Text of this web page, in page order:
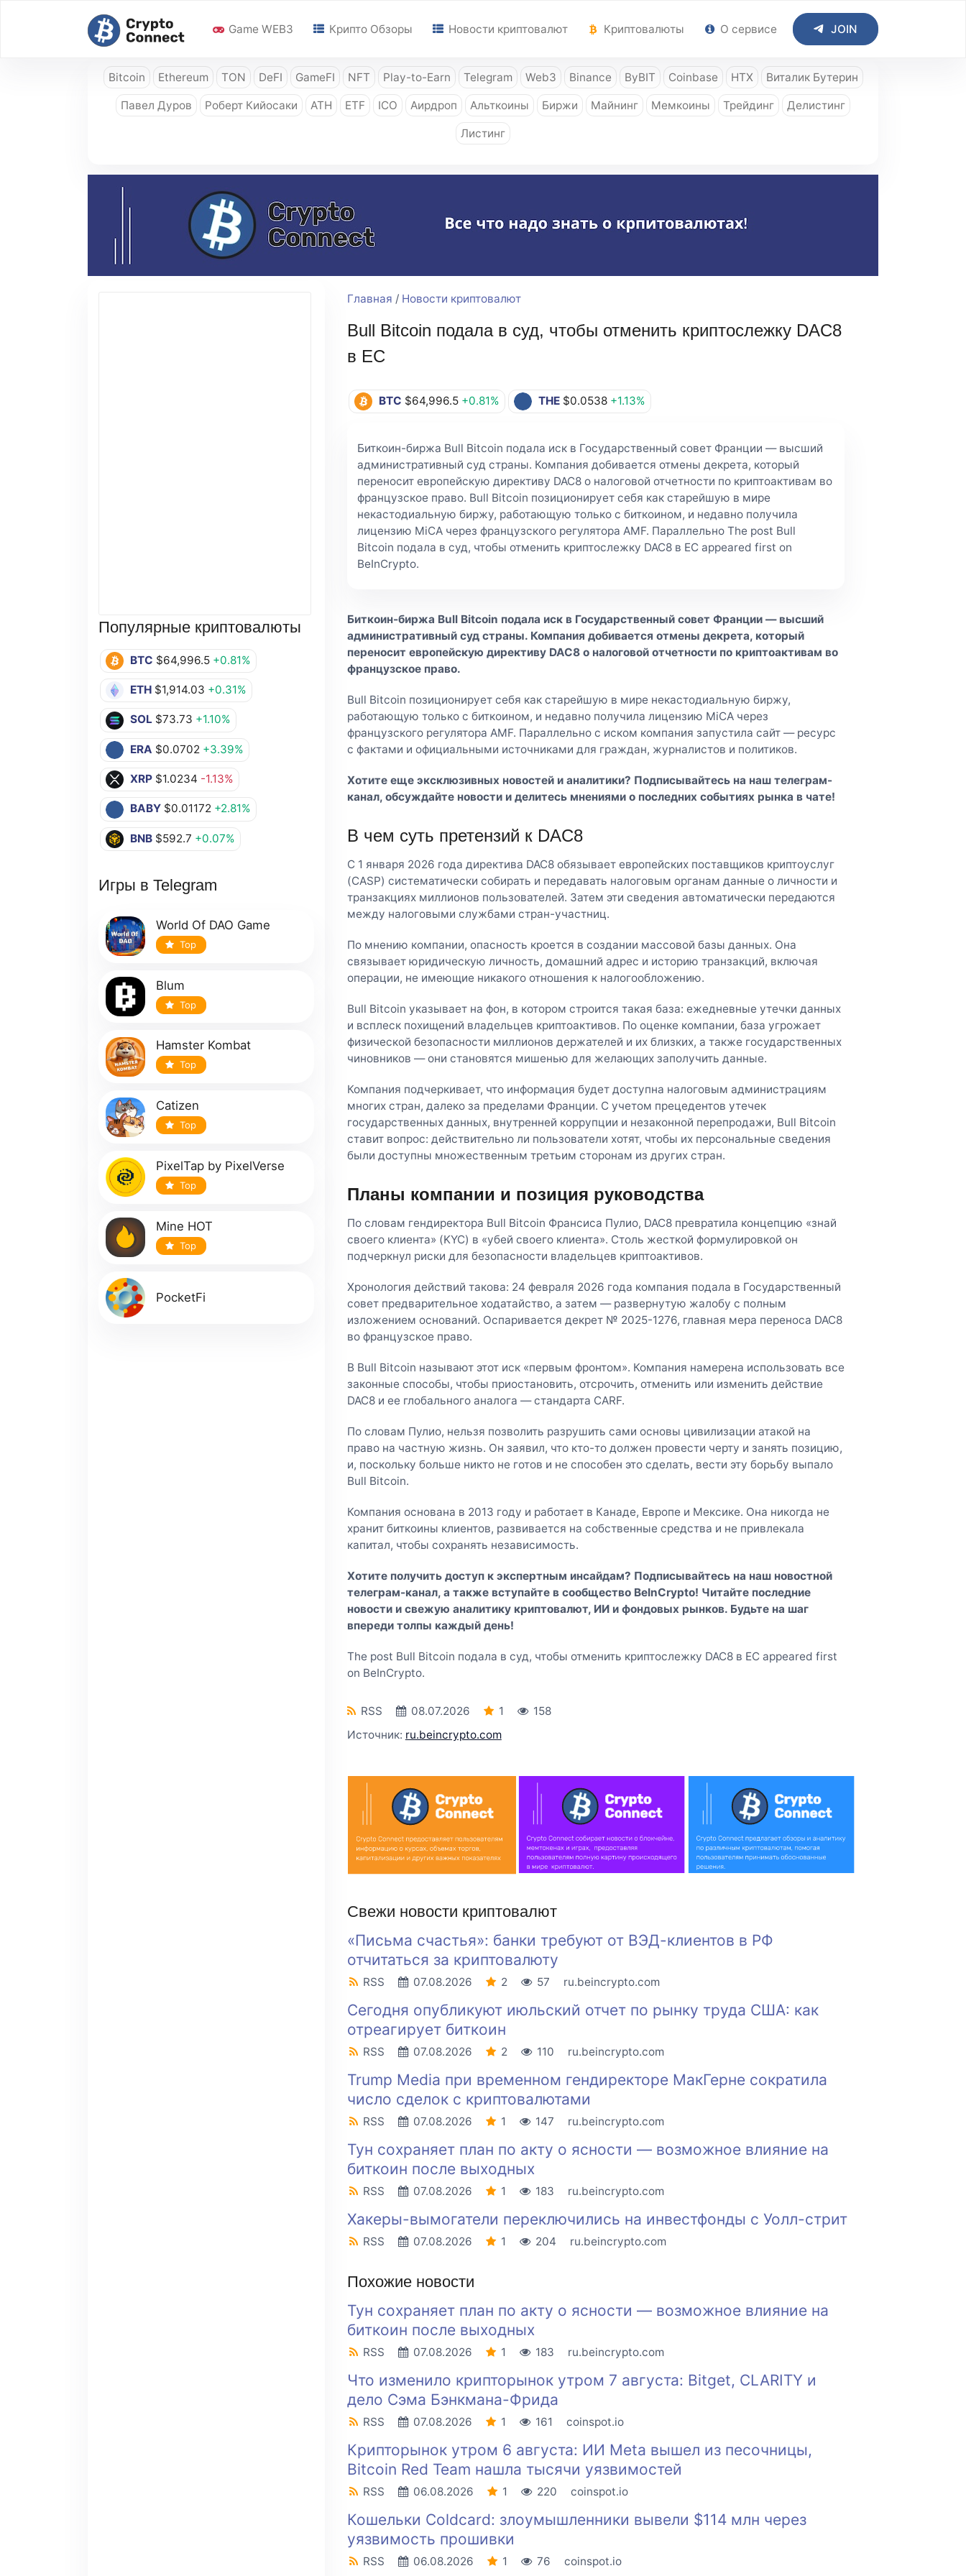
Game WEB3 Крипто Обзоры Новости криптовалют Криптовалюты О сервисе JOIN
Bitcoin Ethereum TON DeFI GameFI NFT Play-to-Earn Telegram Web3 Binance ByBIT Coinbase HTX Виталик Бутерин
Павел Дуров Роберт Кийосаки ATH ETF ICO Аирдроп Альткоины Биржи Майнинг Мемкоины Трейдинг Делистинг
Листинг
Популярные криптовалюты
BTC $64,996.5 +0.81%
ETH $1,914.03 +0.31%
SOL $73.73 +1.10%
ERA $0.0702 +3.39%
XRP $1.0234 -1.13%
BABY $0.01172 +2.81%
BNB $592.7 +0.07%
Игры в Telegram
World Of DAO Game
Top
Blum
Top
Hamster Kombat
Top
Catizen
Top
PixelTap by PixelVerse
Top
Mine HOT
Top
PocketFi
Главная / Новости криптовалют
Bull Bitcoin подала в суд, чтобы отменить криптослежку DAC8
в ЕС
BTC $64,996.5 +0.81% THE $0.0538 +1.13%
Биткоин-биржа Bull Bitcoin подала иск в Государственный совет Франции — высший
административный суд страны. Компания добивается отмены декрета, который
переносит европейскую директиву DAC8 о налоговой отчетности по криптоактивам во
французское право. Bull Bitcoin позиционирует себя как старейшую в мире
некастодиальную биржу, работающую только с биткоином, и недавно получила
лицензию MiCA через французского регулятора AMF. Параллельно The post Bull
Bitcoin подала в суд, чтобы отменить криптослежку DAC8 в ЕС appeared first on
BeInCrypto.
Биткоин-биржа Bull Bitcoin подала иск в Государственный совет Франции — высший
административный суд страны. Компания добивается отмены декрета, который
переносит европейскую директиву DAC8 о налоговой отчетности по криптоактивам во
французское право.
Bull Bitcoin позиционирует себя как старейшую в мире некастодиальную биржу,
работающую только с биткоином, и недавно получила лицензию MiCA через
французского регулятора AMF. Параллельно с иском компания запустила сайт — ресурс
с фактами и официальными источниками для граждан, журналистов и политиков.
Хотите еще эксклюзивных новостей и аналитики? Подписывайтесь на наштелеграм-
канал, обсуждайте новости и делитесь мнениями о последних событиях рынка в чате!
В чем суть претензий к DAC8
С 1 января 2026 года директива DAC8 обязывает европейских поставщиков криптоуслуг
(CASP) систематически собирать и передавать налоговым органам данные о личности и
транзакциях миллионов пользователей. Затем эти сведения автоматически передаются
между налоговыми службами стран-участниц.
По мнению компании, опасность кроется в создании массовой базы данных. Она
связывает юридическую личность, домашний адрес и историю транзакций, включая
операции, не имеющие никакого отношения к налогообложению.
Bull Bitcoin указывает на фон, в котором строится такая база: ежедневные утечки данных
и всплеск похищений владельцев криптоактивов. По оценке компании, база угрожает
физической безопасности миллионов держателей и их близких, а также государственных
чиновников — они становятся мишенью для желающих заполучить данные.
Компания подчеркивает, что информация будет доступна налоговым администрациям
многих стран, далеко за пределами Франции. С учетом прецедентов утечек
государственных данных, внутренней коррупции и незаконной перепродажи, Bull Bitcoin
ставит вопрос: действительно ли пользователи хотят, чтобы их персональные сведения
были доступны множественным третьим сторонам из других стран.
Планы компании и позиция руководства
По словам гендиректора Bull Bitcoin Франсиса Пулио, DAC8 превратила концепцию «знай
своего клиента» (KYC) в «убей своего клиента». Столь жесткой формулировкой он
подчеркнул риски для безопасности владельцев криптоактивов.
Хронология действий такова: 24 февраля 2026 года компания подала в Государственный
совет предварительное ходатайство, а затем — развернутую жалобу с полным
изложением оснований. Оспаривается декрет № 2025-1276, главная мера переноса DAC8
во французское право.
В Bull Bitcoin называют этот иск «первым фронтом». Компания намерена использовать все
законные способы, чтобы приостановить, отсрочить, отменить или изменить действие
DAC8 и ее глобального аналога — стандарта CARF.
По словам Пулио, нельзя позволить разрушить сами основы цивилизации атакой на
право на частную жизнь. Он заявил, что кто-то должен провести черту и занять позицию,
и, поскольку больше никто не готов и не способен это сделать, вести эту борьбу выпало
Bull Bitcoin.
Компания основана в 2013 году и работает в Канаде, Европе и Мексике. Она никогда не
хранит биткоины клиентов, развивается на собственные средства и не привлекала
капитал, чтобы сохранять независимость.
Хотите получить доступ к экспертным инсайдам? Подписывайтесь на нашновостной
телеграм-канал, а также вступайте всообщество BeInCrypto! Читайте последние
новости и свежую аналитику криптовалют, ИИ и фондовых рынков. Будьте на шаг
впереди толпы каждый день!
The post Bull Bitcoin подала в суд, чтобы отменить криптослежку DAC8 в ЕС appeared first
on BeInCrypto.
RSS 08.07.2026 1
158
Источник: ru.beincrypto.com
Свежи новости криптовалют
«Письма счастья»: банки требуют от ВЭД-клиентов в РФ
отчитаться за криптовалюту
RSS 07.08.2026 2 57 ru.beincrypto.com
Сегодня опубликуют июльский отчет по рынку труда США: как
отреагирует биткоин
RSS 07.08.2026 2 110 ru.beincrypto.com
Trump Media при временном гендиректоре МакГерне сократила
число сделок с криптовалютами
RSS 07.08.2026 1 147 ru.beincrypto.com
Тун сохраняет план по акту о ясности — возможное влияние на
биткоин после выходных
RSS 07.08.2026 1 183 ru.beincrypto.com
Хакеры-вымогатели переключились на инвестфонды с Уолл-стрит
RSS 07.08.2026 1 204 ru.beincrypto.com
Похожие новости
Тун сохраняет план по акту о ясности — возможное влияние на
биткоин после выходных
RSS 07.08.2026 1 183 ru.beincrypto.com
Что изменило крипторынок утром 7 августа: Bitget, CLARITY и
дело Сэма Бэнкмана-Фрида
RSS 07.08.2026 1 161 coinspot.io
Крипторынок утром 6 августа: ИИ Meta вышел из песочницы,
Bitcoin Red Team нашла тысячи уязвимостей
RSS 06.08.2026 1 220 coinspot.io
Кошельки Coldcard: злоумышленники вывели $114 млн через
уязвимость прошивки
RSS 06.08.2026 1 76 coinspot.io